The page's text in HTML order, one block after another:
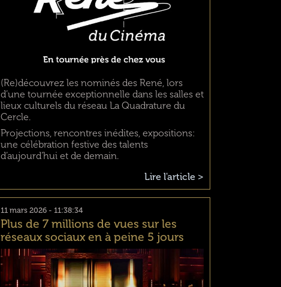
(Re)découvrez les nominés des René, lors
d’une tournée exceptionnelle dans les salles et
lieux culturels du réseau La Quadrature du
Cercle.
Projections, rencontres inédites, expositions:
une célébration festive des talents
d’aujourd’hui et de demain.
Lire l'article >
11 mars 2026 - 11:38:34
Plus de 7 millions de vues sur les
réseaux sociaux en à peine 5 jours